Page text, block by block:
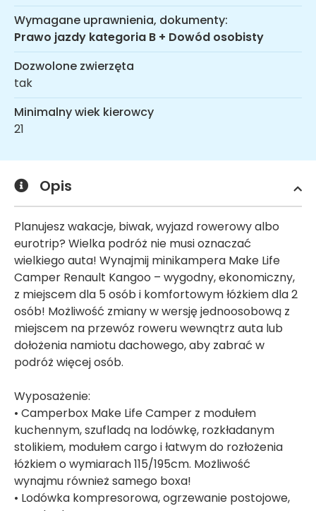
Wymagane uprawnienia, dokumenty:
Prawo jazdy kategoria B + Dowód osobisty
Dozwolone zwierzęta
tak
Minimalny wiek kierowcy
21
Opis
Planujesz wakacje, biwak, wyjazd rowerowy albo
eurotrip? Wielka podróż nie musi oznaczać
wielkiego auta! Wynajmij minikampera Make Life
Camper Renault Kangoo – wygodny, ekonomiczny,
z miejscem dla 5 osób i komfortowym łóżkiem dla 2
osób! Możliwość zmiany w wersję jednoosobową z
miejscem na przewóz roweru wewnątrz auta lub
dołożenia namiotu dachowego, aby zabrać w
podróż więcej osób.
Wyposażenie:
• Camperbox Make Life Camper z modułem
kuchennym, szufladą na lodówkę, rozkładanym
stolikiem, modułem cargo i łatwym do rozłożenia
łóżkiem o wymiarach 115/195cm. Możliwość
wynajmu również samego boxa!
• Lodówka kompresorowa, ogrzewanie postojowe,